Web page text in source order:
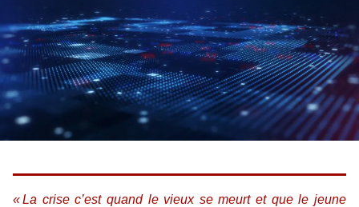
« La crise c’est quand le vieux se meurt et que le jeune